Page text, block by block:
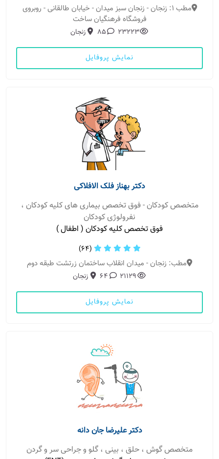
مطب 1: زنجان - زنجان سبز میدان - خیابان طالقانی - روبروی
فروشگاه فرهنگیان ساخت
23223
85 زنجان
نمایش پروفایل
دکتر بهناز فلک الافلاکی
متخصص کودکان - فوق تخصص بیماری های کلیه کودکان ،
نفرولوژی کودکان
فوق تخصص کلیه کودکان ( اطفال )
(64)
مطب: زنجان - میدان انقلاب ساختمان زرتشت طبقه دوم
21129
64 زنجان
نمایش پروفایل
دکتر علیرضا جان دانه
متخصص گوش ، حلق ، بینی ، گلو و جراحی سر و گردن